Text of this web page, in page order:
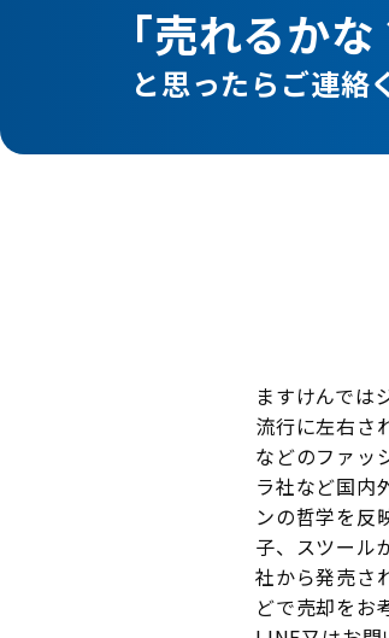
「売れるかな
と思ったらご連絡
ますけんでは
流行に左右さ
などのファッ
ラ社など国内
ンの哲学を反
子、スツール
社から発売さ
どで売却をお